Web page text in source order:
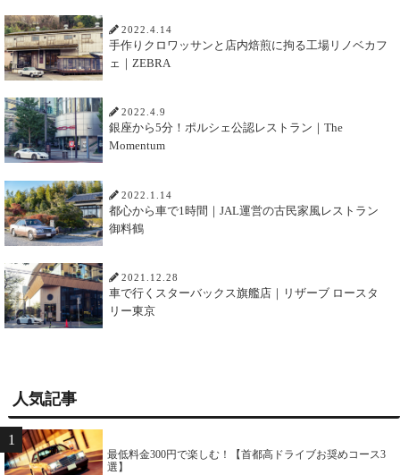
2022.4.14
手作りクロワッサンと店内焙煎に拘る工場リノベカフ
ェ｜ZEBRA
2022.4.9
銀座から5分！ポルシェ公認レストラン｜The
Momentum
2022.1.14
都心から車で1時間｜JAL運営の古民家風レストラン
御料鶴
2021.12.28
車で行くスターバックス旗艦店｜リザーブ ロースタ
リー東京
人気記事
1
最低料金300円で楽しむ！【首都高ドライブお奨めコース3
選】